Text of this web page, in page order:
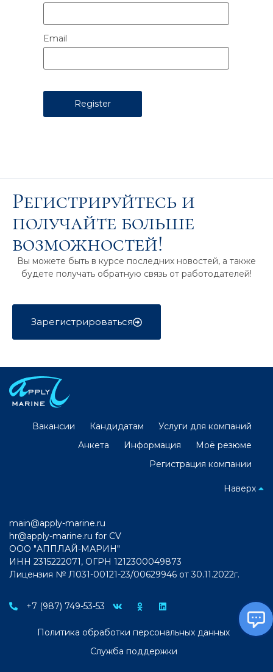
Email
Регистрируйтесь и
получайте больше
возможностей!
Вы можете быть в курсе последних новостей, а также
будете получать обратную связь от работодателей!
Зарегистрироваться
Вакансии Кандидатам
Услуги для компаний
Анкета
Информация
Моё резюме
Регистрация компании
Наверх
main@apply-marine.ru
hr@apply-marine.ru for CV
ООО "АППЛАЙ-МАРИН"
ИНН 2315222071, ОГРН 1212300049873
Лицензия № Л031-00121-23/00629946 от 30.11.2022г.
+7 (987) 749-53-53
Политика обработки персональных данных
Служба поддержки